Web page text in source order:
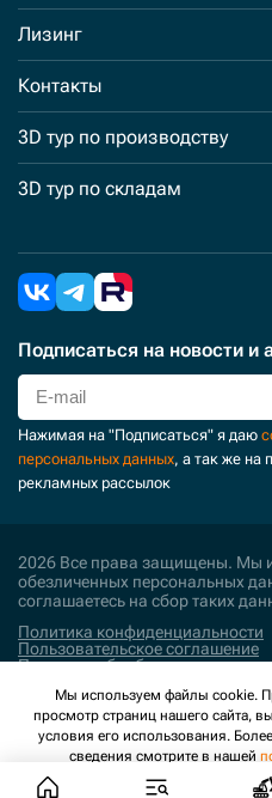
Лизинг
Контакты
3D тур по производству
3D тур по складам
Подписаться на новости и
Нажимая на "Подписаться" я даю
персональных данных, а так же на
рекламных рассылок
2026 Все права защищены. Мы
обезличенных персональных
соглашаетесь на сбор таких
Политика конфиденциальности
Пользовательское соглашение
Политика обработки
Поддержка и развитие
Мы используем файлы cookie.
просмотр страниц нашего сайта,
условия его использования.
сведения смотрите в нашей
конфиденциальности.